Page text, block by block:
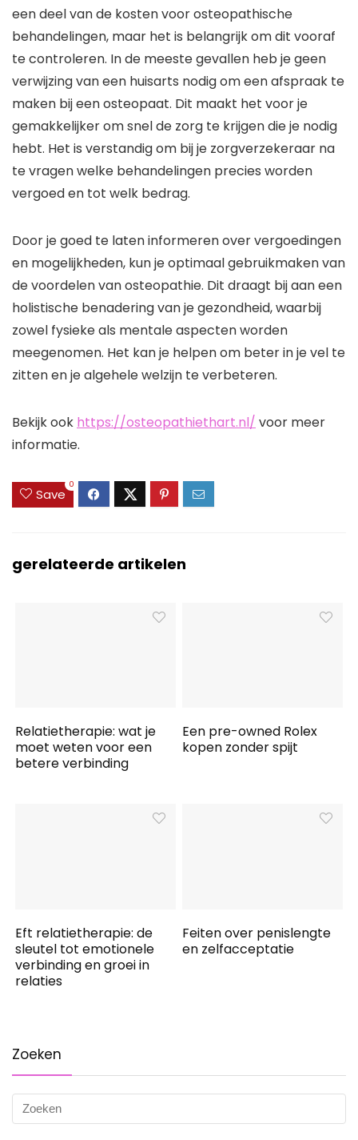
een deel van de kosten voor osteopathische
behandelingen, maar het is belangrijk om dit vooraf
te controleren. In de meeste gevallen heb je geen
verwijzing van een huisarts nodig om een afspraak te
maken bij een osteopaat. Dit maakt het voor je
gemakkelijker om snel de zorg te krijgen die je nodig
hebt. Het is verstandig om bij je zorgverzekeraar na
te vragen welke behandelingen precies worden
vergoed en tot welk bedrag.
Door je goed te laten informeren over vergoedingen
en mogelijkheden, kun je optimaal gebruikmaken van
de voordelen van osteopathie. Dit draagt bij aan een
holistische benadering van je gezondheid, waarbij
zowel fysieke als mentale aspecten worden
meegenomen. Het kan je helpen om beter in je vel te
zitten en je algehele welzijn te verbeteren.
Bekijk ook https://osteopathiethart.nl/ voor meer
informatie.
Save
0
gerelateerde artikelen
Relatietherapie: wat je
moet weten voor een
betere verbinding
Een pre-owned Rolex
kopen zonder spijt
Eft relatietherapie: de
sleutel tot emotionele
verbinding en groei in
relaties
Feiten over penislengte
en zelfacceptatie
Zoeken